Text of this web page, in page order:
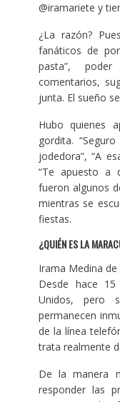
@iramariete y
¿La razón?
fanáticos de
pasta”,
comentarios,
junta. El sueño
Hubo quienes
gordita.
jodedora”, “A
“Te apuesto a
fueron algunos
mientras se
fiestas.
¿QUIÉN ES LA
Irama Medina
Desde hace
Unidos, pero
permanecen
de la línea
trata realmente
De la manera
responder las